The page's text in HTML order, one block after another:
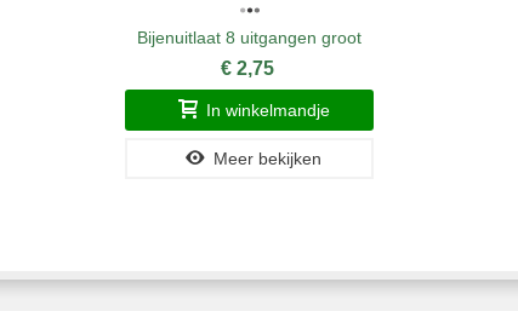
Bijenuitlaat 8 uitgangen groot
€ 2,75
In winkelmandje
Meer bekijken